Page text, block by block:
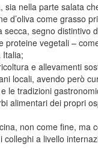
sia nella parte salata
d’oliva come grasso
segno distintivo
proteine vegetali –
Italia;
e allevamenti
locali, avendo però
le tradizioni
alimentari dei propri
non come fine, ma
colleghi a livello